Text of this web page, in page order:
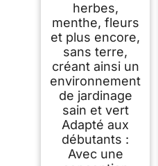
herbes,
menthe, fleurs
et plus encore,
sans terre,
créant ainsi un
environnement
de jardinage
sain et vert
Adapté aux
débutants :
Avec une